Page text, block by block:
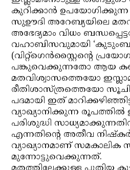
കുറിക്കാന്‍ ഉപയോഗിക്കുന്ന
സുഊദി അറേബ്യയിലെ
അഭേദ്യമാം വിധം
വഹാബിസവുമായി ‘കുടുംബ
(വിറ്റ്‌ഗെന്‍സ്റ്റൈന്റെ
പങ്കുവെക്കുന്നതോ ആയ
മതവിശ്വാസത്തെയോ
രീതിശാസ്ത്രത്തെയോ
പദമായി ഇത്
വ്യാഖ്യാനിക്കുന്ന രൂപത്തില്‍
പരിശുദ്ധി
എന്നതിന്റെ അതീവ
വ്യാഖ്യാനമാണ് സമകാലിക
മുന്നോട്ടുവെക്കുന്നത്.